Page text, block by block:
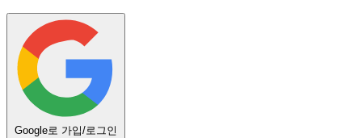
Google로 가입/로그인